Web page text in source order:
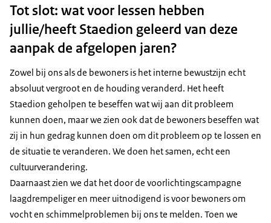
Tot slot: wat voor lessen hebben
jullie/heeft Staedion geleerd van deze
aanpak de afgelopen jaren?
Zowel bij ons als de bewoners is het interne bewustzijn echt
absoluut vergroot en de houding veranderd. Het heeft
Staedion geholpen te beseffen wat wij aan dit probleem
kunnen doen, maar we zien ook dat de bewoners beseffen wat
zij in hun gedrag kunnen doen om dit probleem op te lossen en
de situatie te veranderen. We doen het samen, echt een
cultuurverandering.
Daarnaast zien we dat het door de voorlichtingscampagne
laagdrempeliger en meer uitnodigend is voor bewoners om
vocht en schimmelproblemen bij ons te melden. Toen we